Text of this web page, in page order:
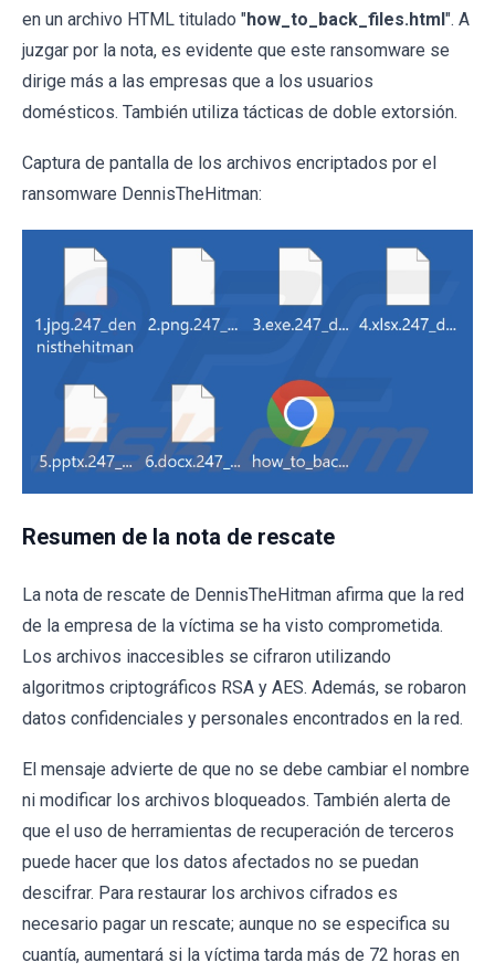
en un archivo HTML titulado "how_to_back_files.html". A
juzgar por la nota, es evidente que este ransomware se
dirige más a las empresas que a los usuarios
domésticos. También utiliza tácticas de doble extorsión.
Captura de pantalla de los archivos encriptados por el
ransomware DennisTheHitman:
Resumen de la nota de rescate
La nota de rescate de DennisTheHitman afirma que la red
de la empresa de la víctima se ha visto comprometida.
Los archivos inaccesibles se cifraron utilizando
algoritmos criptográficos RSA y AES. Además, se robaron
datos confidenciales y personales encontrados en la red.
El mensaje advierte de que no se debe cambiar el nombre
ni modificar los archivos bloqueados. También alerta de
que el uso de herramientas de recuperación de terceros
puede hacer que los datos afectados no se puedan
descifrar. Para restaurar los archivos cifrados es
necesario pagar un rescate; aunque no se especifica su
cuantía, aumentará si la víctima tarda más de 72 horas en